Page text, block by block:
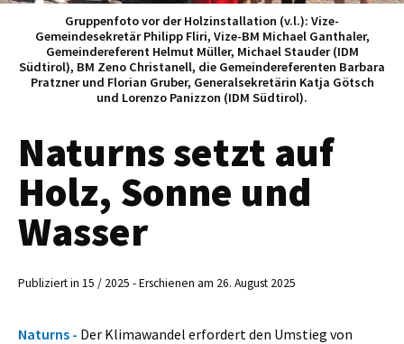
Gruppenfoto vor der Holzinstallation (v.l.): Vize-
Gemeindesekretär Philipp Fliri, Vize-BM Michael Ganthaler,
Gemeindereferent Helmut Müller, Michael Stauder (IDM
Südtirol), BM Zeno Christanell, die Gemeindereferenten Barbara
Pratzner und Florian Gruber, Generalsekretärin Katja Götsch
und Lorenzo Panizzon (IDM Südtirol).
Naturns setzt auf
Holz, Sonne und
Wasser
Publiziert in 15 / 2025 - Erschienen am 26. August 2025
Naturns - Der Klimawandel erfordert den Umstieg von